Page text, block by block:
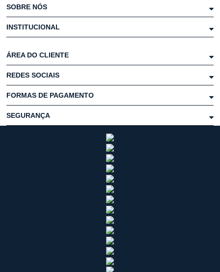
SOBRE NÓS
INSTITUCIONAL
ÁREA DO CLIENTE
REDES SOCIAIS
FORMAS DE PAGAMENTO
SEGURANÇA